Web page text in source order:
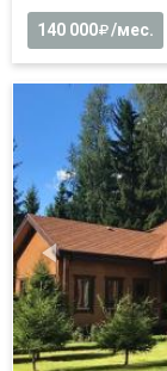
140 000 /мес.